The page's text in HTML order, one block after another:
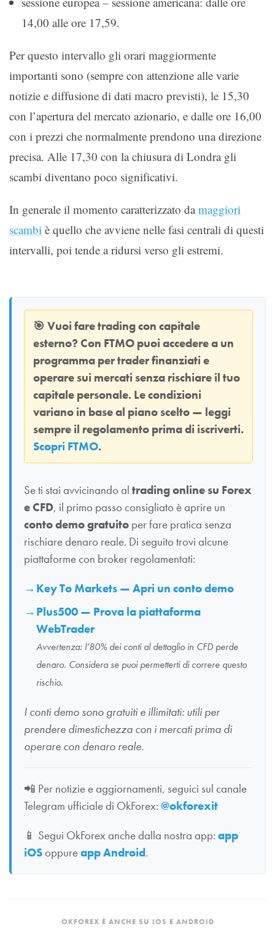
14,00 alle ore 17,59.
Per questo intervallo gli orari maggiormente
importanti sono (sempre con attenzione alle varie
notizie e diffusione di dati macro previsti), le 15,30
con l’apertura del mercato azionario, e dalle ore 16,00
con i prezzi che normalmente prendono una direzione
precisa. Alle 17,30 con la chiusura di Londra gli
scambi diventano poco significativi.
In generale il momento caratterizzato damaggiori
scambi è quello che avviene nelle fasi centrali di questi
intervalli, poi tende a ridursi verso gli estremi.
🎯 Vuoi fare trading con capitale
esterno? Con FTMO puoi accedere a un
programma per trader finanziati e
operare sui mercati senza rischiare il tuo
capitale personale. Le condizioni
variano in base al piano scelto — leggi
sempre il regolamento prima di iscriverti.
Scopri FTMO.
Se ti stai avvicinando al trading online su Forex
e CFD, il primo passo consigliato è aprire un
conto demo gratuito per fare pratica senza
rischiare denaro reale. Di seguito trovi alcune
piattaforme con broker regolamentati:
Key To Markets — Apri un conto demo
Plus500 — Prova la piattaforma
WebTrader
Avvertenza: l’80% dei conti al dettaglio in CFD perde
denaro. Considera se puoi permetterti di correre questo
rischio.
I conti demo sono gratuiti e illimitati: utili per
prendere dimestichezza con i mercati prima di
operare con denaro reale.
📲 Per notizie e aggiornamenti, seguici sul canale
Telegram ufficiale di OkForex: @okforexit
📱 Segui OkForex anche dalla nostra app: app
iOSoppureapp Android.
OKFOREX È ANCHE SU IOS E ANDROID